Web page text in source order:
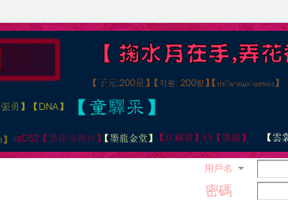
用戶名
密碼